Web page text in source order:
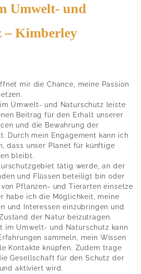
Umwelt- und
– Kimberley
mir die Chance, meine Passion
Umwelt- und Naturschutz leiste
Beitrag für den Erhalt unserer
und die Bewahrung der
Durch mein Engagement kann ich
dass unser Planet für künftige
bleibt.
tätig werde, an der
und Flüssen beteiligt bin oder
Pflanzen- und Tierarten einsetze
habe ich die Möglichkeit, meine
und Interessen einzubringen und
der Natur beizutragen.
im Umwelt- und Naturschutz kann
sammeln, mein Wissen
Kontakte knüpfen. Zudem trage
Gesellschaft für den Schutz der
aktiviert wird.